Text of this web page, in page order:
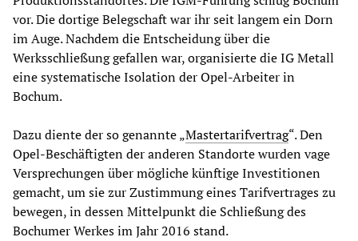
vor. Die dortige Belegschaft war ihr seit langem ein Dorn
im Auge. Nachdem die Entscheidung über die
Werksschließung gefallen war, organisierte die IG Metall
eine systematische Isolation der Opel-Arbeiter in
Bochum.
Dazu diente der so genannte „Mastertarifvertrag“. Den
Opel-Beschäftigten der anderen Standorte wurden vage
Versprechungen über mögliche künftige Investitionen
gemacht, um sie zur Zustimmung eines Tarifvertrages zu
bewegen, in dessen Mittelpunkt die Schließung des
Bochumer Werkes im Jahr 2016 stand.